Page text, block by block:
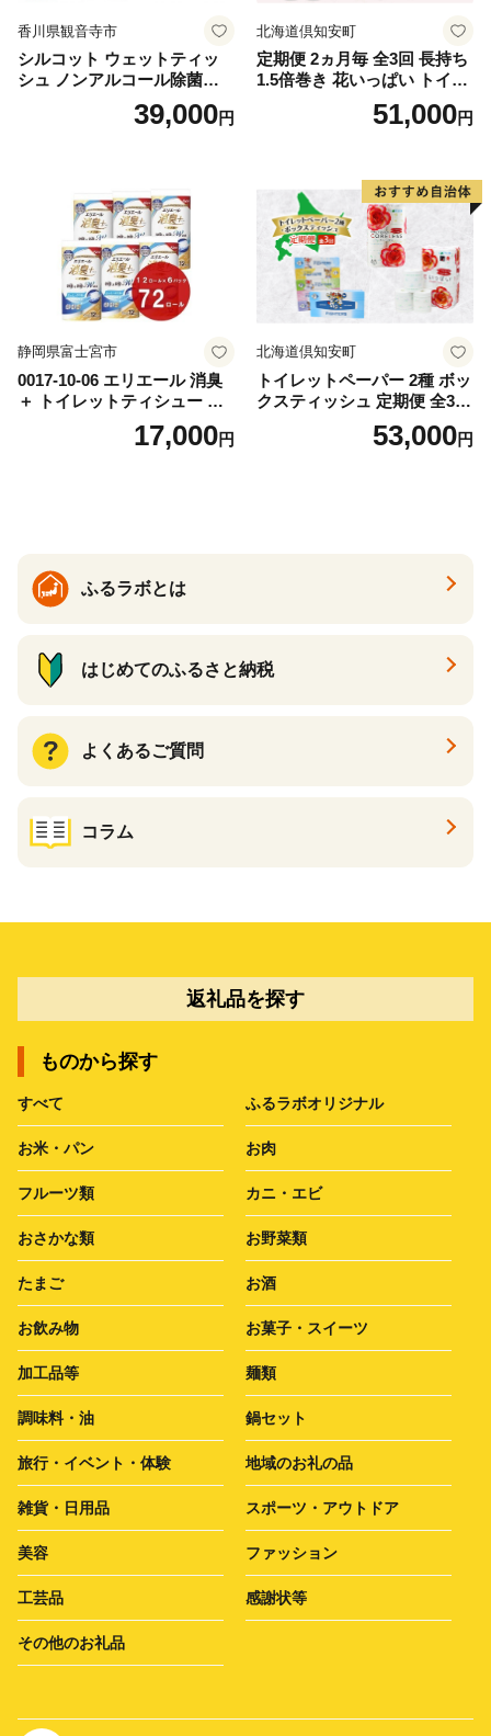
香川県観音寺市
シルコット ウェットティッ
シュ ノンアルコール除菌詰
替（43枚×3P）×24袋 日用品
おもちゃ 拭き取り 手拭き 外
39,000円
北海道倶知安町
定期便 2ヵ月毎 全3回 長持ち
1.5倍巻き 花いっぱい トイレ
ットペーパー ダブル 45ｍ 計
72ロール 全18種 花柄 プリン
ー 消耗品 備蓄 送料無料 北海
道 倶知安町 日用品
51,000円
静岡県富士宮市
0017-10-06 エリエール 消臭
＋ トイレットティシュー し
っかり香るフレッシュクリア
の香り ダブル 12ロール×6パ
17,000円
北海道倶知安町
トイレットペーパー 2種 ボッ
クスティッシュ 定期便 全3
回 日本製 まとめ買い 防災
常備品 日用雑貨 消耗品 生活
53,000円
ふるラボとは
はじめてのふるさと納税
よくあるご質問
コラム
返礼品を探す
ものから探す
すべて ふるラボオリジナル
お米・パン お肉
フルーツ類 カニ・エビ
おさかな類 お野菜類
たまご お酒
お飲み物 お菓子・スイーツ
加工品等 麺類
調味料・油 鍋セット
旅行・イベント・体験 地域のお礼の品
雑貨・日用品 スポーツ・アウトドア
美容 ファッション
工芸品 感謝状等
その他のお礼品